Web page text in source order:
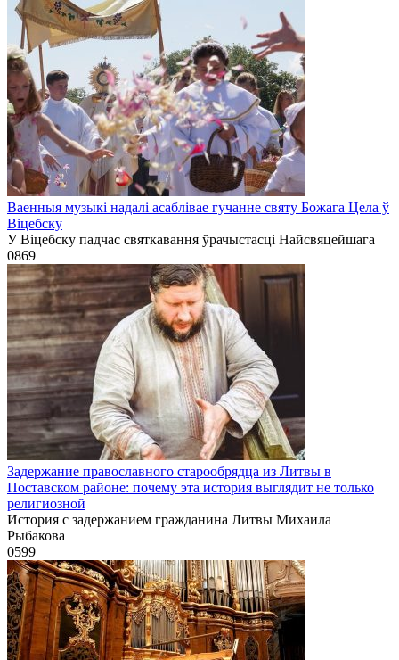
Ваенныя музыкі надалі асаблівае гучанне святу Божага Цела ў
Віцебску
У Віцебску падчас святкавання ўрачыстасці Найсвяцейшага
0869
Задержание православного старообрядца из Литвы в
Поставском районе: почему эта история выглядит не только
религиозной
История с задержанием гражданина Литвы Михаила
Рыбакова
0599